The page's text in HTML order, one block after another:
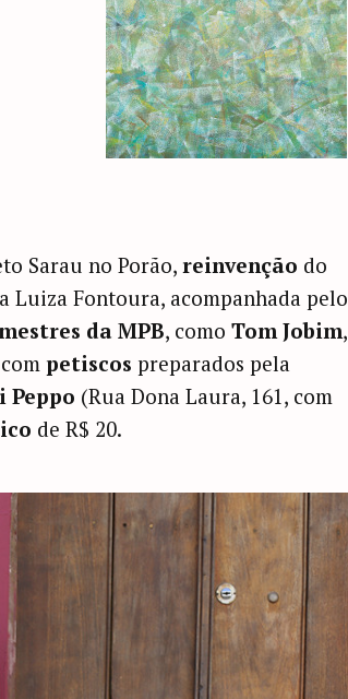
Sarau no Porão,reinvenção do
Luiza Fontoura, acompanhada pelo
da MPB, como Tom Jobim,
petiscos preparados pela
Peppo (Rua Dona Laura, 161, com
de R$ 20.